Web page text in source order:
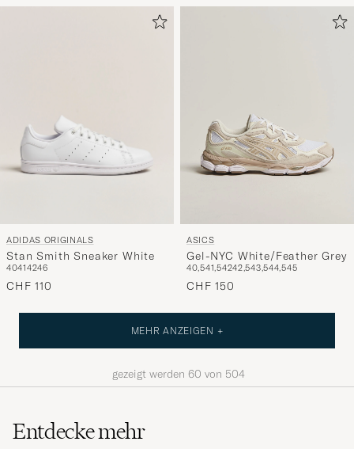
ADIDAS ORIGINALS
Stan Smith Sneaker White
40414246
CHF 110
ASICS
Gel-NYC White/Feather Grey
40,541,54242,543,544,545
CHF 150
MEHR ANZEIGEN +
gezeigt werden 60 von 504
Entdecke mehr